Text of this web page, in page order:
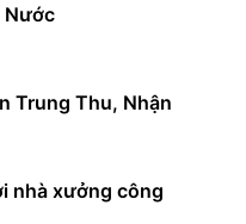
Nước
Trung Thu, Nhận
nhà xưởng công